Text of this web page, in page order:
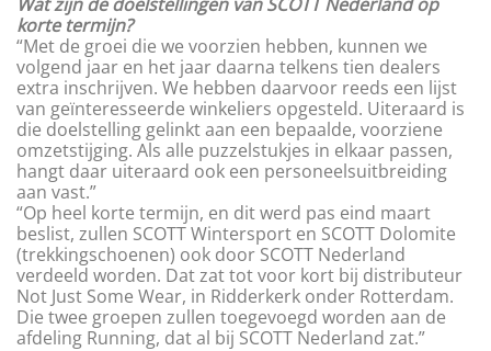
korte termijn?
“Met de groei die we voorzien hebben, kunnen we
volgend jaar en het jaar daarna telkens tien dealers
extra inschrijven. We hebben daarvoor reeds een lijst
van geïnteresseerde winkeliers opgesteld. Uiteraard is
die doelstelling gelinkt aan een bepaalde, voorziene
omzetstijging. Als alle puzzelstukjes in elkaar passen,
hangt daar uiteraard ook een personeelsuitbreiding
aan vast.”
“Op heel korte termijn, en dit werd pas eind maart
beslist, zullen SCOTT Wintersport en SCOTT Dolomite
(trekkingschoenen) ook door SCOTT Nederland
verdeeld worden. Dat zat tot voor kort bij distributeur
Not Just Some Wear, in Ridderkerk onder Rotterdam.
Die twee groepen zullen toegevoegd worden aan de
afdeling Running, dat al bij SCOTT Nederland zat.”